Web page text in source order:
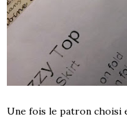
Une fois le patron choisi